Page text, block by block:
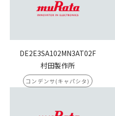
DE2E3SA102MN3AT02F
村田製作所
コンデンサ(キャパシタ)